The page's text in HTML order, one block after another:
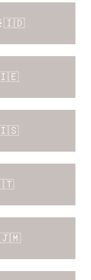
🇮🇩
🇮🇪
🇮🇸
🇯🇲